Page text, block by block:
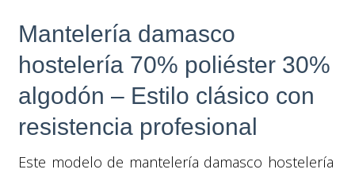
Mantelería damasco
hostelería 70% poliéster 30%
algodón – Estilo clásico con
resistencia profesional
Este modelo de mantelería damasco hostelería